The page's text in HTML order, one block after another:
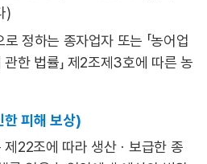
)
정하는 종자업자 또는 「농어업
한 법률」 제2조제3호에 따른 농
피해 보상)
22조에 따라 생산ㆍ보급한 종